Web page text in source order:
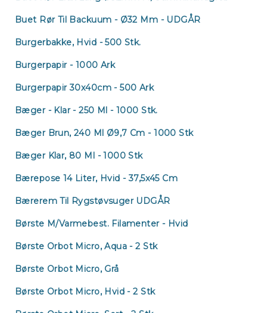
Buet Rør Til Backuum - Ø32 Mm - UDGÅR
Burgerbakke, Hvid - 500 Stk.
Burgerpapir - 1000 Ark
Burgerpapir 30x40cm - 500 Ark
Bæger - Klar - 250 Ml - 1000 Stk.
Bæger Brun, 240 Ml Ø9,7 Cm - 1000 Stk
Bæger Klar, 80 Ml - 1000 Stk
Bærepose 14 Liter, Hvid - 37,5x45 Cm
Bærerem Til Rygstøvsuger UDGÅR
Børste M/varmebest. Filamenter - Hvid
Børste Orbot Micro, Aqua - 2 Stk
Børste Orbot Micro, Grå
Børste Orbot Micro, Hvid - 2 Stk